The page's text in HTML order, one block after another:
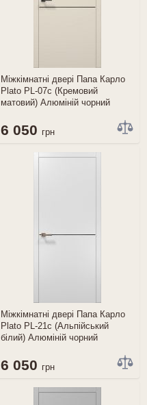
Міжкімнатні двері Папа Карло
Plato PL-07c (Кремовий
матовий) Алюміній чорний
6 050 грн
Міжкімнатні двері Папа Карло
Plato PL-21c (Альпійський
білий) Алюміній чорний
6 050 грн